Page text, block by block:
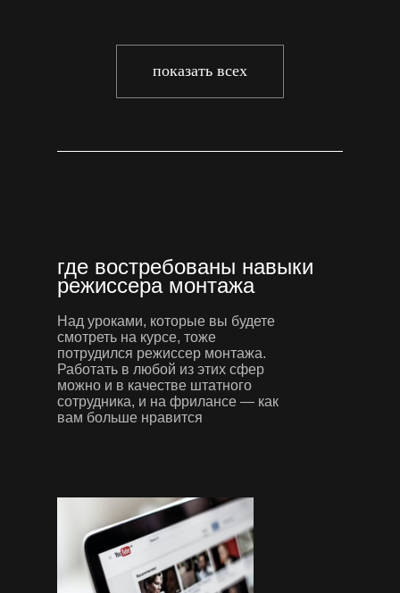
показать всех
где востребованы навыки
режиссера монтажа
Над уроками, которые вы будете
смотреть на курсе, тоже
потрудился режиссер монтажа.
Работать в любой из этих сфер
можно и в качестве штатного
сотрудника, и на фрилансе — как
вам больше нравится